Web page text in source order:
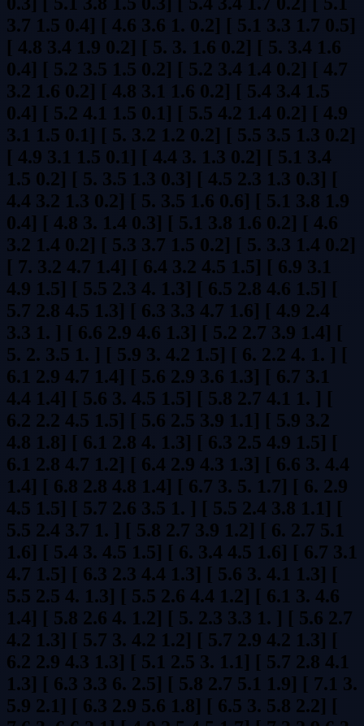
3.7 1.5 0.4] [ 4.6 3.6 1. 0.2] [ 5.1 3.3 1.7 0.5]
[ 4.8 3.4 1.9 0.2] [ 5. 3. 1.6 0.2] [ 5. 3.4 1.6
0.4] [ 5.2 3.5 1.5 0.2] [ 5.2 3.4 1.4 0.2] [ 4.7
3.2 1.6 0.2] [ 4.8 3.1 1.6 0.2] [ 5.4 3.4 1.5
0.4] [ 5.2 4.1 1.5 0.1] [ 5.5 4.2 1.4 0.2] [ 4.9
3.1 1.5 0.1] [ 5. 3.2 1.2 0.2] [ 5.5 3.5 1.3 0.2]
[ 4.9 3.1 1.5 0.1] [ 4.4 3. 1.3 0.2] [ 5.1 3.4
1.5 0.2] [ 5. 3.5 1.3 0.3] [ 4.5 2.3 1.3 0.3] [
4.4 3.2 1.3 0.2] [ 5. 3.5 1.6 0.6] [ 5.1 3.8 1.9
0.4] [ 4.8 3. 1.4 0.3] [ 5.1 3.8 1.6 0.2] [ 4.6
3.2 1.4 0.2] [ 5.3 3.7 1.5 0.2] [ 5. 3.3 1.4 0.2]
[ 7. 3.2 4.7 1.4] [ 6.4 3.2 4.5 1.5] [ 6.9 3.1
4.9 1.5] [ 5.5 2.3 4. 1.3] [ 6.5 2.8 4.6 1.5] [
5.7 2.8 4.5 1.3] [ 6.3 3.3 4.7 1.6] [ 4.9 2.4
3.3 1. ] [ 6.6 2.9 4.6 1.3] [ 5.2 2.7 3.9 1.4] [
5. 2. 3.5 1. ] [ 5.9 3. 4.2 1.5] [ 6. 2.2 4. 1. ] [
6.1 2.9 4.7 1.4] [ 5.6 2.9 3.6 1.3] [ 6.7 3.1
4.4 1.4] [ 5.6 3. 4.5 1.5] [ 5.8 2.7 4.1 1. ] [
6.2 2.2 4.5 1.5] [ 5.6 2.5 3.9 1.1] [ 5.9 3.2
4.8 1.8] [ 6.1 2.8 4. 1.3] [ 6.3 2.5 4.9 1.5] [
6.1 2.8 4.7 1.2] [ 6.4 2.9 4.3 1.3] [ 6.6 3. 4.4
1.4] [ 6.8 2.8 4.8 1.4] [ 6.7 3. 5. 1.7] [ 6. 2.9
4.5 1.5] [ 5.7 2.6 3.5 1. ] [ 5.5 2.4 3.8 1.1] [
5.5 2.4 3.7 1. ] [ 5.8 2.7 3.9 1.2] [ 6. 2.7 5.1
1.6] [ 5.4 3. 4.5 1.5] [ 6. 3.4 4.5 1.6] [ 6.7 3.1
4.7 1.5] [ 6.3 2.3 4.4 1.3] [ 5.6 3. 4.1 1.3] [
5.5 2.5 4. 1.3] [ 5.5 2.6 4.4 1.2] [ 6.1 3. 4.6
1.4] [ 5.8 2.6 4. 1.2] [ 5. 2.3 3.3 1. ] [ 5.6 2.7
4.2 1.3] [ 5.7 3. 4.2 1.2] [ 5.7 2.9 4.2 1.3] [
6.2 2.9 4.3 1.3] [ 5.1 2.5 3. 1.1] [ 5.7 2.8 4.1
1.3] [ 6.3 3.3 6. 2.5] [ 5.8 2.7 5.1 1.9] [ 7.1 3.
5.9 2.1] [ 6.3 2.9 5.6 1.8] [ 6.5 3. 5.8 2.2] [